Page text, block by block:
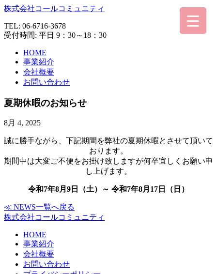
株式会社コールコミュニティ
TEL: 06-6716-3678
受付時間: 平日 9：30～18：30
HOME
事業紹介
会社概要
お問い合わせ
夏期休暇のお知らせ
8月 4, 2025
誠に勝手ながら、下記期間を弊社の夏期休暇とさせて頂いて
おります。
期間中は大変ご不便をお掛け致しますが何卒宜しくお願い申
し上げます。
令和7年8月9日（土）～ 令和7年8月17日（日）
≪ NEWS一覧へ戻る
株式会社コールコミュニティ
HOME
事業紹介
会社概要
お問い合わせ